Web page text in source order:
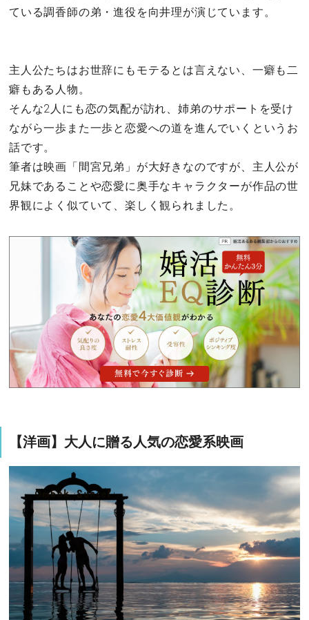
ている調香師の弟・進役を向井理が演じています。
主人公たちはお世辞にもモテるとは言えない、一癖も二
癖もある人物。
そんな2人にも恋の気配が訪れ、姉弟のサポートを受け
ながら一歩また一歩と恋愛への道を進んでいくというお
話です。
筆者は映画「間宮兄弟」が大好きなのですが、主人公が
兄妹であることや恋愛に奥手なキャラクターが作品の世
界観によく似ていて、楽しく観られました。
【洋画】大人に贈る人気の恋愛系映画